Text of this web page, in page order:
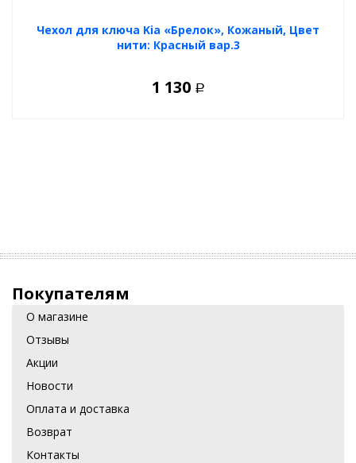
Чехол для ключа Kia «Брелок», Кожаный, Цвет
нити: Красный вар.3
1 130 Р
Покупателям
О магазине
Отзывы
Акции
Новости
Оплата и доставка
Возврат
Контакты